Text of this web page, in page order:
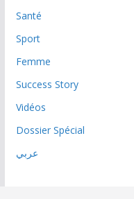
Santé
Sport
Femme
Success Story
Vidéos
Dossier Spécial
عربي